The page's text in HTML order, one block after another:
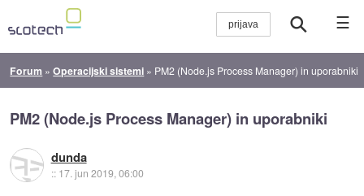
☰
Forum »Operacijski sistemi » PM2 (Node.js Process Manager) in uporabniki
PM2 (Node.js Process Manager) in uporabniki
dunda
:: 17. jun 2019, 06:00